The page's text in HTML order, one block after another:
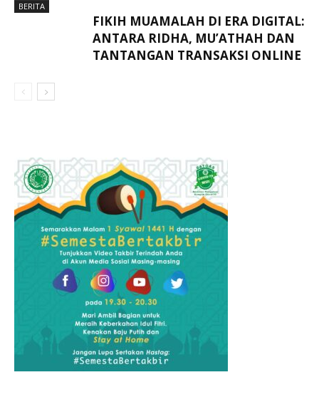
BERITA
FIKIH MUAMALAH DI ERA DIGITAL:
ANTARA RIDHA, MU’ATHAH DAN
TANTANGAN TRANSAKSI ONLINE